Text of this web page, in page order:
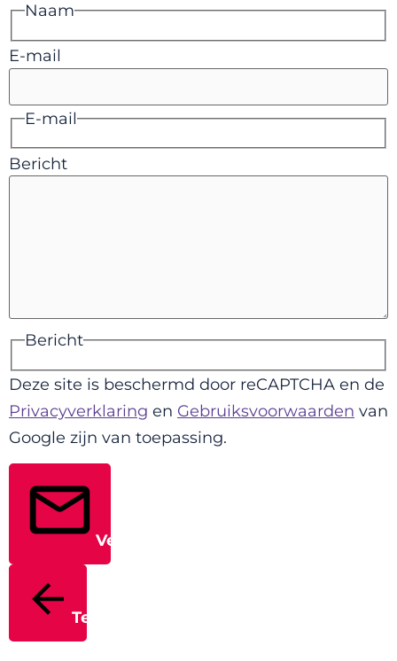
Naam
E-mail
E-mail
Bericht
Bericht
Deze site is beschermd door reCAPTCHA en de
Privacyverklaring en Gebruiksvoorwaarden van
Google zijn van toepassing.
Verstuur
Terug